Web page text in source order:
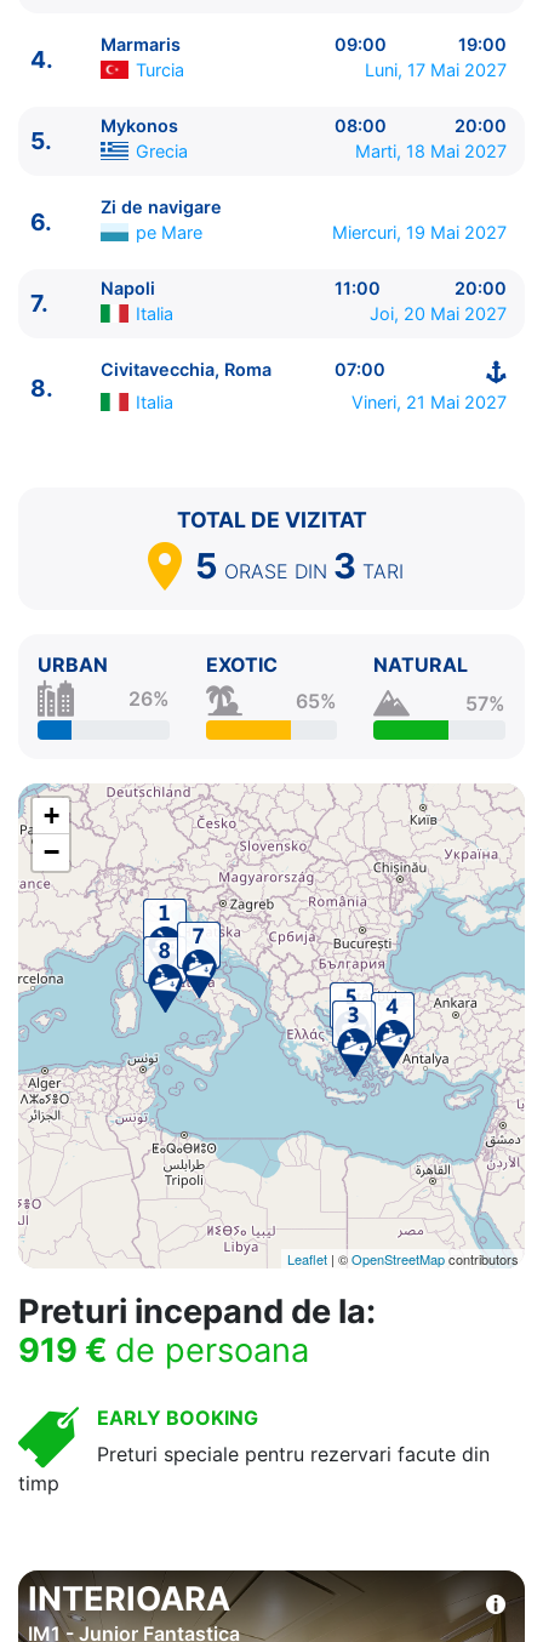
Ziua | Portul | Sosire - Plecare
----------------------------------------
Zi de navigare
0:00 - 0:00
3.
Santorini Grecia
5.
Mykonos Grecia 08:00 - 20:00
6.
Zi de navigare
0:00 - 0:00
4.
Marmaris 09:00
19:00
Turcia
Luni, 17 Mai 2027
5.
Mykonos 08:00
20:00
Grecia
Marti, 18 Mai 2027
6.
Zi de navigare
pe Mare
Miercuri, 19 Mai 2027
7.
Napoli 11:00
20:00
Italia
Joi, 20 Mai 2027
8.
Civitavecchia, Roma
07:00
Italia
Vineri, 21 Mai 2027
TOTAL DE VIZITAT
5 ORASE DIN 3 TARI
URBAN
26%
EXOTIC
65%
NATURAL
57%
+
−
Leaflet | ©OpenStreetMapcontributors
Preturi incepand de la:
919 € de persoana
EARLY BOOKING
Preturi speciale pentru rezervari facute din
timp
INTERIOARA
IM1 - Junior Fantastica